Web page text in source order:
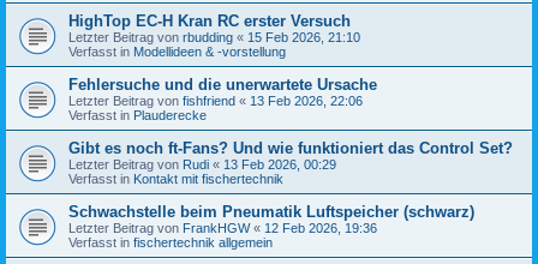
HighTop EC-H Kran RC erster Versuch
Letzter Beitrag von rbudding « 15 Feb 2026, 21:10
Verfasst in Modellideen & -vorstellung
Fehlersuche und die unerwartete Ursache
Letzter Beitrag von fishfriend « 13 Feb 2026, 22:06
Verfasst in Plauderecke
Gibt es noch ft-Fans? Und wie funktioniert das Control Set?
Letzter Beitrag von Rudi « 13 Feb 2026, 00:29
Verfasst in Kontakt mit fischertechnik
Schwachstelle beim Pneumatik Luftspeicher (schwarz)
Letzter Beitrag von FrankHGW« 12 Feb 2026, 19:36
Verfasst in fischertechnik allgemein